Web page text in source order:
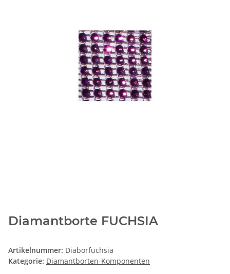
Diamantborte FUCHSIA
Artikelnummer: Diaborfuchsia
Kategorie: Diamantborten-Komponenten